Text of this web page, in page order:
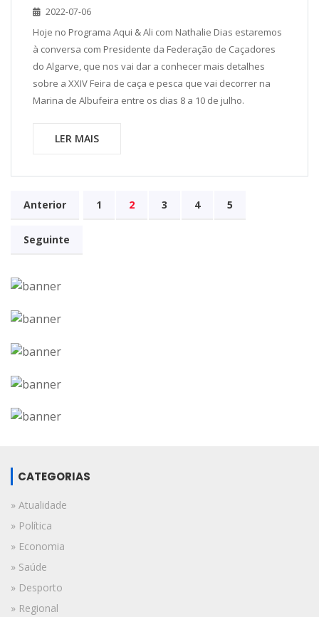
2022-07-06
Hoje no Programa Aqui & Ali com Nathalie Dias estaremos
à conversa com Presidente da Federação de Caçadores
do Algarve, que nos vai dar a conhecer mais detalhes
sobre a XXIV Feira de caça e pesca que vai decorrer na
Marina de Albufeira entre os dias 8 a 10 de julho.
LER MAIS
Anterior 1 2 3 4 5
Seguinte
CATEGORIAS
» Atualidade
» Política
» Economia
» Saúde
» Desporto
» Regional